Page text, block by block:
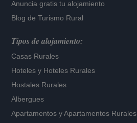
Anuncia gratis tu alojamiento
Blog de Turismo Rural
Tipos de alojamiento:
Casas Rurales
Hoteles y Hoteles Rurales
Hostales Rurales
Albergues
Apartamentos yApartamentos Rurales